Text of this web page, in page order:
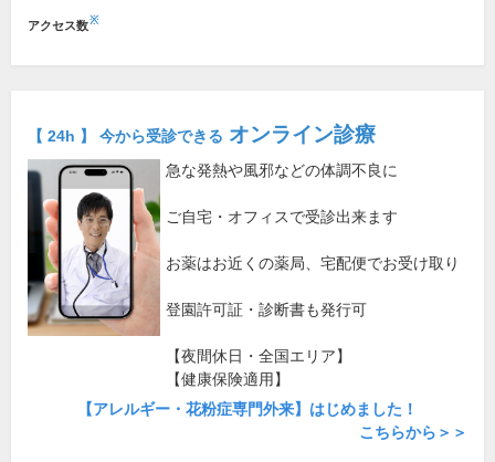
アクセス数※
【 24h 】 今から受診できる オンライン診療
急な発熱や風邪などの体調不良に
ご自宅・オフィスで受診出来ます
お薬はお近くの薬局、宅配便でお受け取り
登園許可証・診断書も発行可
【夜間休日・全国エリア】
【健康保険適用】
【アレルギー・花粉症専門外来】はじめました！
こちらから＞＞